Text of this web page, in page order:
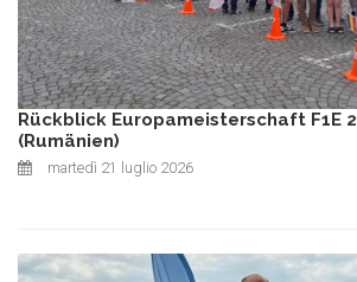
Rückblick Europameisterschaft F1E
(Rumänien)
martedì 21 luglio 2026